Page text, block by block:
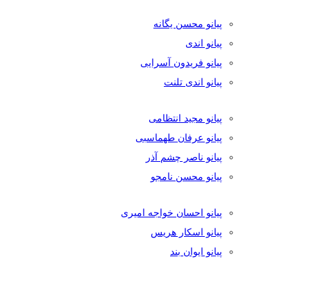
پیانو محسن یگانه
پیانو اندی
پیانو فریدون آسرایی
پیانو اندی تلنت
پیانو مجید انتظامی
پیانو عرفان طهماسبی
پیانو ناصر چشم آذر
پیانو محسن نامجو
پیانو احسان خواجه امیری
پیانو اسکار هریس
پیانو ایوان بند